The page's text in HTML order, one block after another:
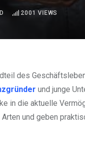
2001 VIEWS
des
und junge
in die aktuelle
und geben